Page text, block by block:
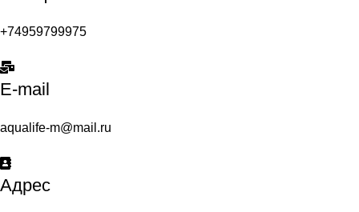
+74959799975
E-mail
aqualife-m@mail.ru
Адрес